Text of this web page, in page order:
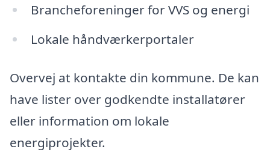
Brancheforeninger for VVS og energi
Lokale håndværkerportaler
Overvej at kontakte din kommune. De kan
have lister over godkendte installatører
eller information om lokale
energiprojekter.